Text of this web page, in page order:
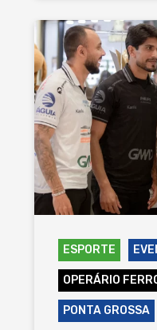
ESPORTE
OPERÁRIO
PONTA GROSSA